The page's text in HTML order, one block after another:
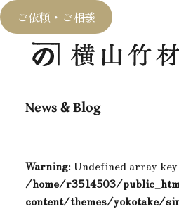
ご依頼・ご相談
News & Blog
Warning: Undefined array
/home/r3514503/
content/themes/yokotake/